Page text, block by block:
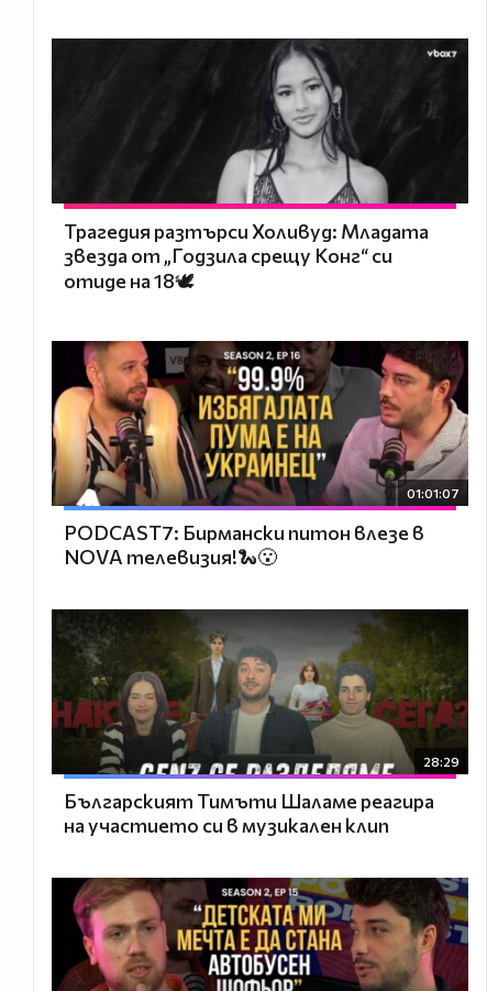
Трагедия разтърси Холивуд: Младата
звезда от „Годзила срещу Конг“ си
отиде на 18🕊️
01:01:07
PODCAST7: Бирмански питон влезе в
NOVA телевизия!🐍😮
28:29
Българският Тимъти Шаламе реагира
на участието си в музикален клип